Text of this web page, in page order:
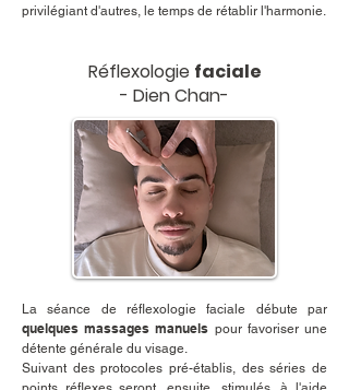
privilégiant d'autres, le temps de rétablir l'harmonie.
Réflexologie faciale
- Dien Chan-
La séance de réflexologie faciale débute par
quelques massages manuels pour favoriser une
détente générale du visage.
Suivant des protocoles pré-établis, des séries de